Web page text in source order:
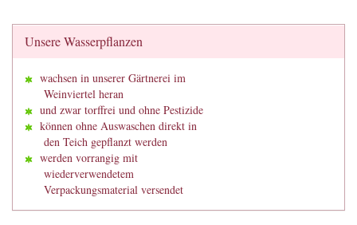
Unsere Wasserpflanzen
wachsen in unserer Gärtnerei im
Weinviertel heran
und zwar torffrei und ohne Pestizide
können ohne Auswaschen direkt in
den Teich gepflanzt werden
werden vorrangig mit
wiederverwendetem
Verpackungsmaterial versendet